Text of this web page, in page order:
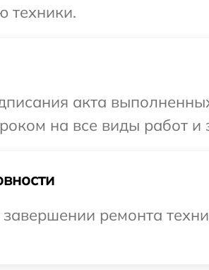
техники.
акта
на все виды работ и
ремонта